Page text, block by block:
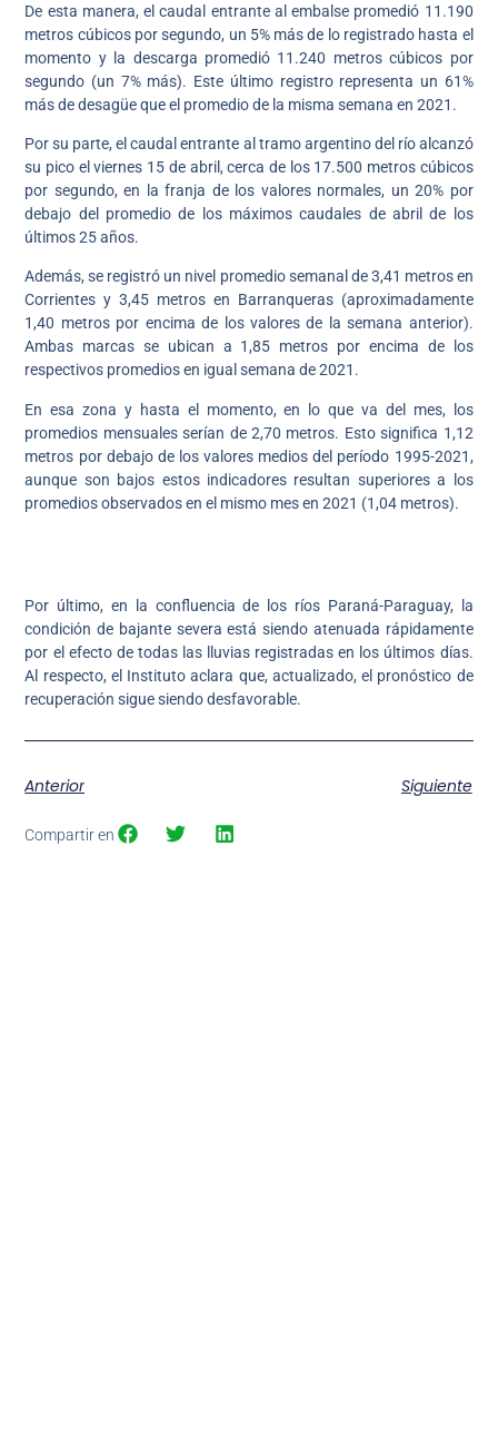
De esta manera, el caudal entrante al embalse promedió 11.190
metros cúbicos por segundo, un 5% más de lo registrado hasta el
momento y la descarga promedió 11.240 metros cúbicos por
segundo (un 7% más). Este último registro representa un 61%
más de desagüe que el promedio de la misma semana en 2021.
Por su parte, el caudal entrante al tramo argentino del río alcanzó
su pico el viernes 15 de abril, cerca de los 17.500 metros cúbicos
por segundo, en la franja de los valores normales, un 20% por
debajo del promedio de los máximos caudales de abril de los
últimos 25 años.
Además, se registró un nivel promedio semanal de 3,41 metros en
Corrientes y 3,45 metros en Barranqueras (aproximadamente
1,40 metros por encima de los valores de la semana anterior).
Ambas marcas se ubican a 1,85 metros por encima de los
respectivos promedios en igual semana de 2021.
En esa zona y hasta el momento, en lo que va del mes, los
promedios mensuales serían de 2,70 metros. Esto significa 1,12
metros por debajo de los valores medios del período 1995-2021,
aunque son bajos estos indicadores resultan superiores a los
promedios observados en el mismo mes en 2021 (1,04 metros).
Por último, en la confluencia de los ríos Paraná-Paraguay, la
condición de bajante severa está siendo atenuada rápidamente
por el efecto de todas las lluvias registradas en los últimos días.
Al respecto, el Instituto aclara que, actualizado, el pronóstico de
recuperación sigue siendo desfavorable.
Anterior Siguiente
Compartir en